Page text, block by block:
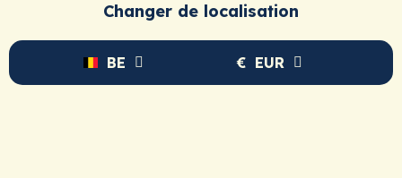
Changer de localisation
BE € EUR